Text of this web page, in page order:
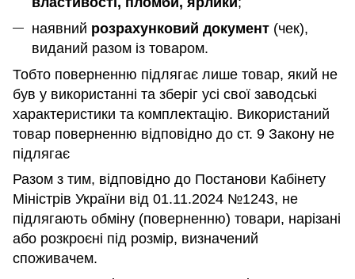
наявний розрахунковий документ (чек),
виданий разом із товаром.
Тобто поверненню підлягає лише товар, який не
був у використанні та зберіг усі свої заводські
характеристики та комплектацію. Використаний
товар поверненню відповідно до ст. 9 Закону не
підлягає
Разом з тим, відповідно до Постанови Кабінету
Міністрів України від 01.11.2024 №1243, не
підлягають обміну (поверненню) товари, нарізані
або розкроєні під розмір, визначений
споживачем.